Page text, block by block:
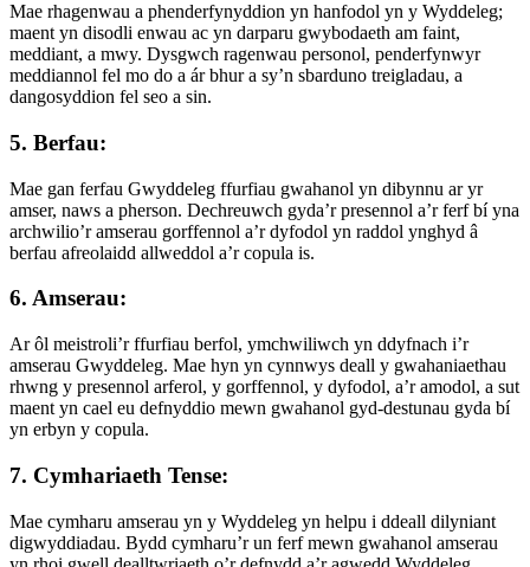
Mae rhagenwau a phenderfynyddion yn hanfodol yn y Wyddeleg;
maent yn disodli enwau ac yn darparu gwybodaeth am faint,
meddiant, a mwy. Dysgwch ragenwau personol, penderfynwyr
meddiannol fel mo do a ár bhur a sy’n sbarduno treigladau, a
dangosyddion fel seo a sin.
5. Berfau:
Mae gan ferfau Gwyddeleg ffurfiau gwahanol yn dibynnu ar yr
amser, naws a pherson. Dechreuwch gyda’r presennol a’r ferf bí yna
archwilio’r amserau gorffennol a’r dyfodol yn raddol ynghyd â
berfau afreolaidd allweddol a’r copula is.
6. Amserau:
Ar ôl meistroli’r ffurfiau berfol, ymchwiliwch yn ddyfnach i’r
amserau Gwyddeleg. Mae hyn yn cynnwys deall y gwahaniaethau
rhwng y presennol arferol, y gorffennol, y dyfodol, a’r amodol, a sut
maent yn cael eu defnyddio mewn gwahanol gyd-destunau gyda bí
yn erbyn y copula.
7. Cymhariaeth Tense:
Mae cymharu amserau yn y Wyddeleg yn helpu i ddeall dilyniant
digwyddiadau. Bydd cymharu’r un ferf mewn gwahanol amserau